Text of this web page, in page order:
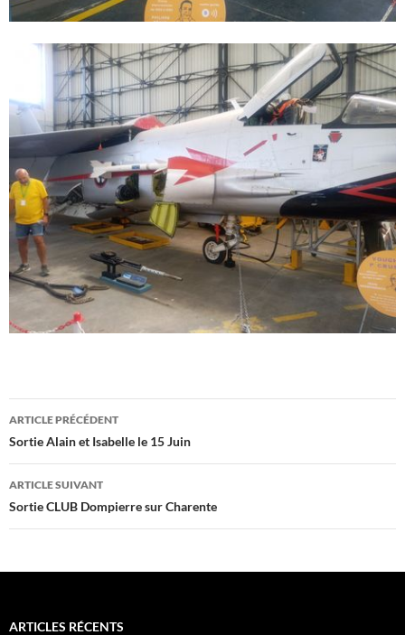
Navigation
des
articles
ARTICLE PRÉCÉDENT
Sortie Alain et Isabelle le 15 Juin
ARTICLE SUIVANT
Sortie CLUB Dompierre sur Charente
ARTICLES RÉCENTS